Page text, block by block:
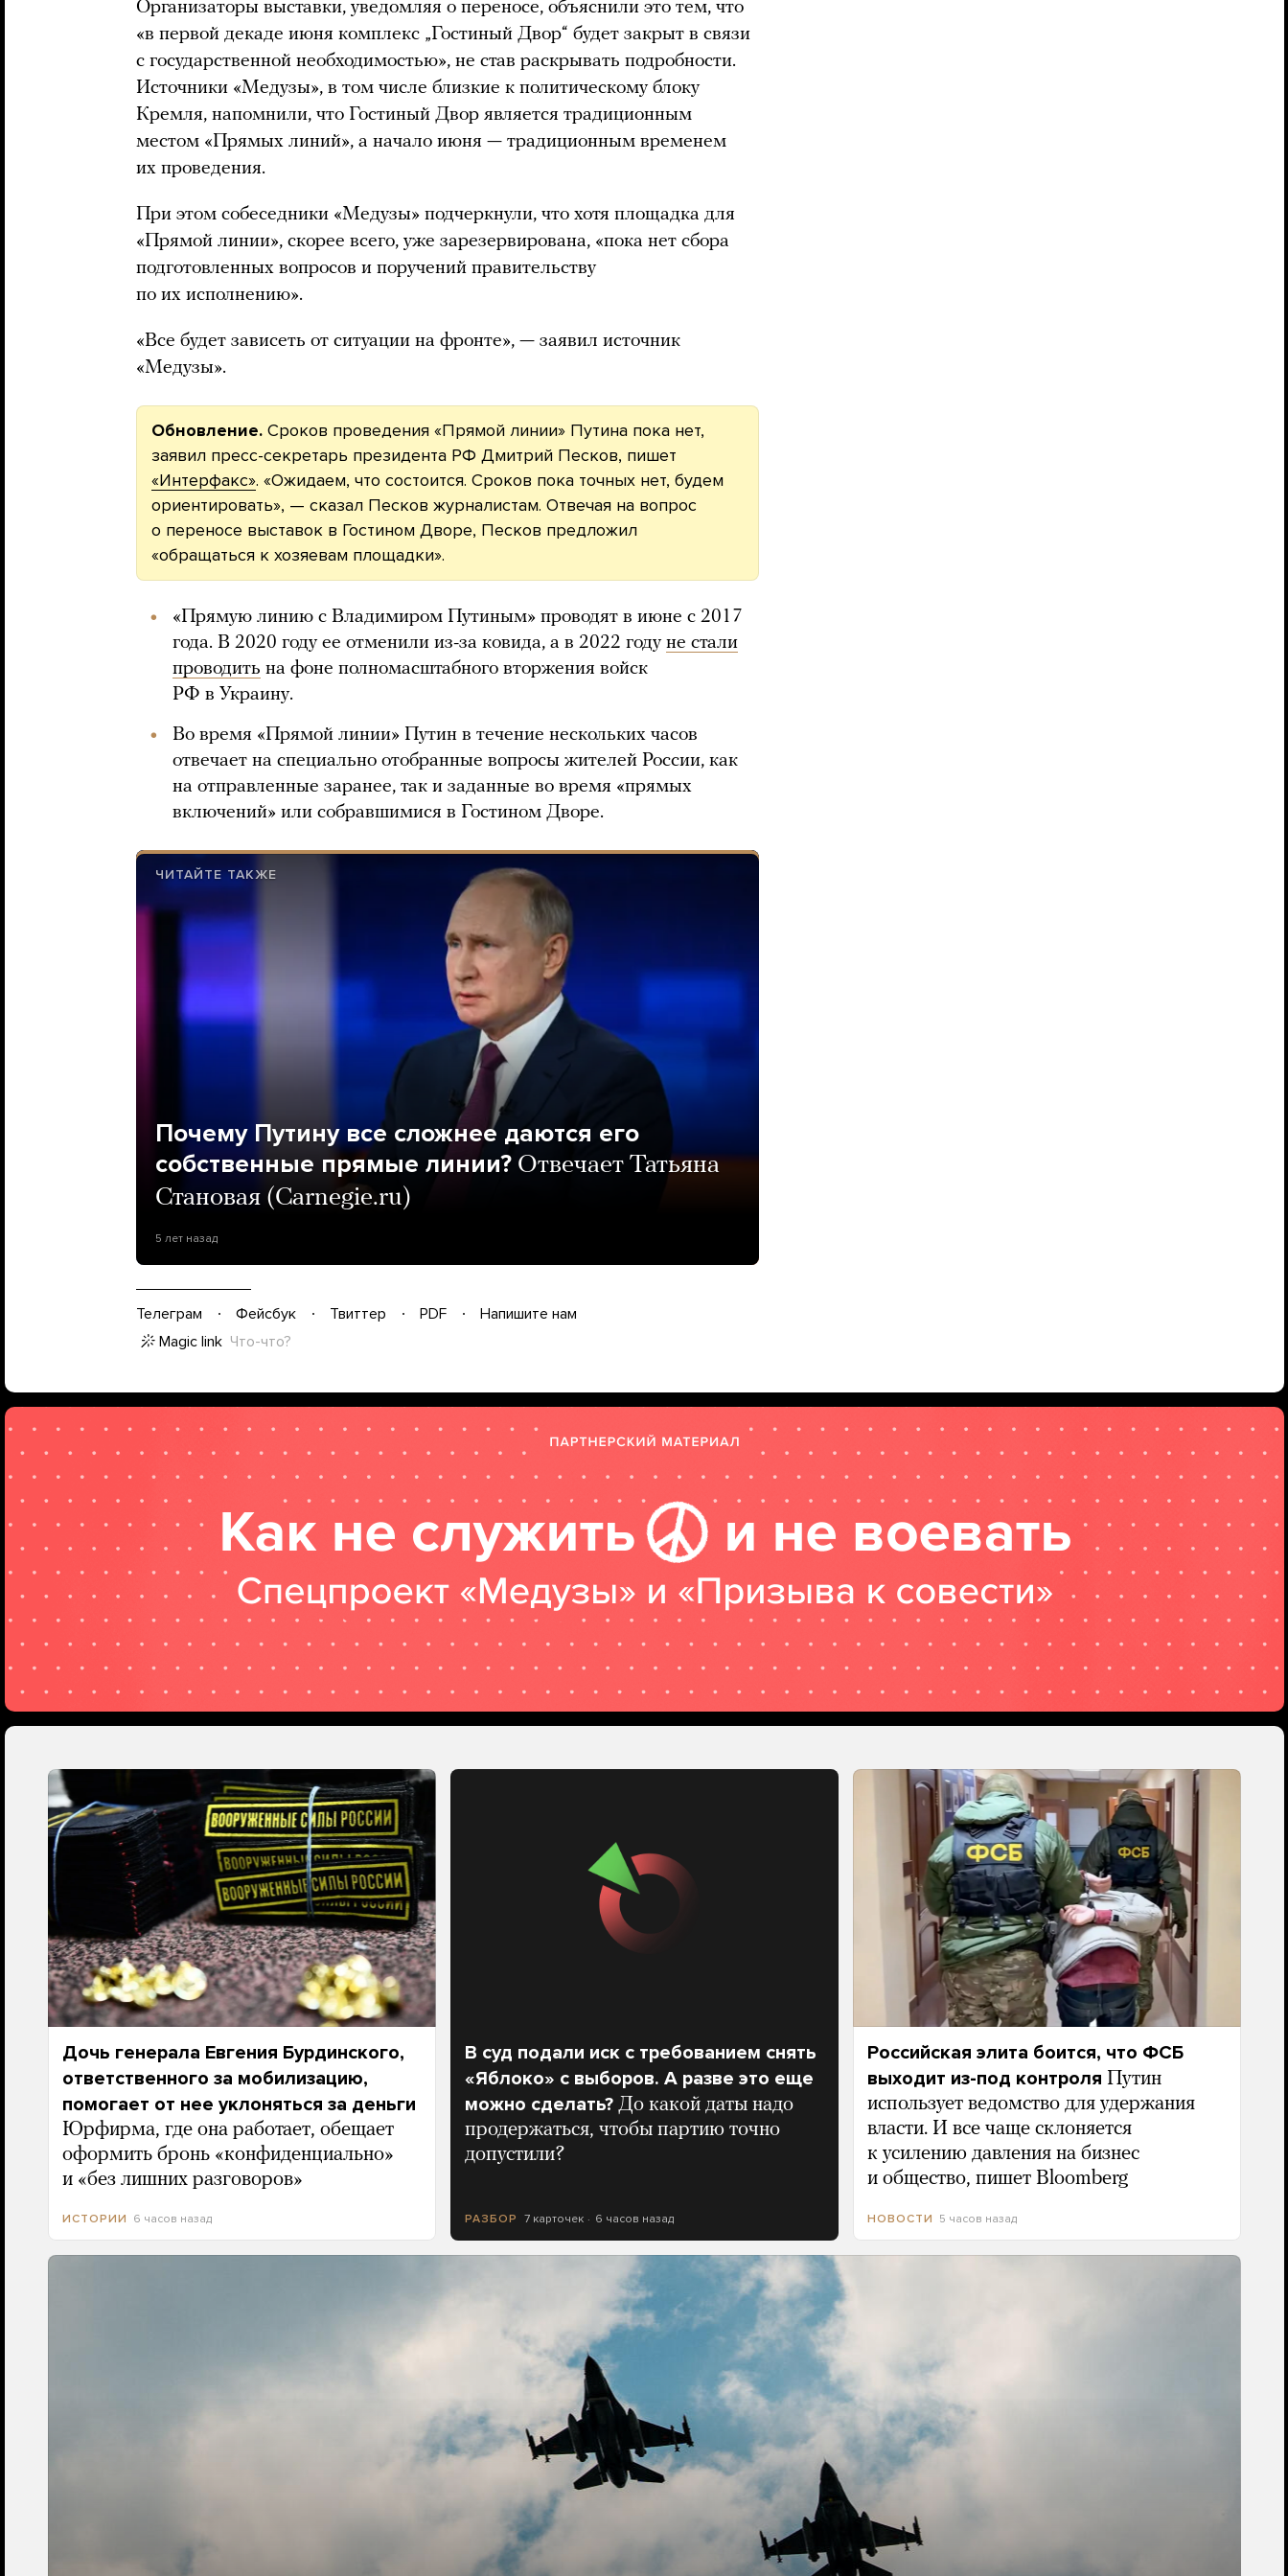
Организаторы выставки, уведомляя о переносе, объяснили это тем, что
«в первой декаде июня комплекс „Гостиный Двор“ будет закрыт в связи
с государственной необходимостью», не став раскрывать подробности.
Источники «Медузы», в том числе близкие к политическому блоку
Кремля, напомнили, что Гостиный Двор является традиционным
местом «Прямых линий», а начало июня — традиционным временем
их проведения.
При этом собеседники «Медузы» подчеркнули, что хотя площадка для
«Прямой линии», скорее всего, уже зарезервирована, «пока нет сбора
подготовленных вопросов и поручений правительству
по их исполнению».
«Все будет зависеть от ситуации на фронте», — заявил источник
«Медузы».
Обновление. Сроков проведения «Прямой линии» Путина пока нет,
заявил пресс-секретарь президента РФ Дмитрий Песков, пишет
«Интерфакс». «Ожидаем, что состоится. Сроков пока точных нет, будем
ориентировать», — сказал Песков журналистам. Отвечая на вопрос
о переносе выставок в Гостином Дворе, Песков предложил
«обращаться к хозяевам площадки».
«Прямую линию с Владимиром Путиным» проводят в июне с 2017
года. В 2020 году ее отменили из-за ковида, а в 2022 году не стали
проводить на фоне полномасштабного вторжения войск
РФ в Украину.
Во время «Прямой линии» Путин в течение нескольких часов
отвечает на специально отобранные вопросы жителей России, как
на отправленные заранее, так и заданные во время «прямых
включений» или собравшимися в Гостином Дворе.
ЧИТАЙТЕ ТАКЖЕ
Почему Путину все сложнее даются его
собственные прямые линии? Отвечает Татьяна
Становая (Carnegie.ru)
5 лет назад
Телеграм Фейсбук Твиттер PDF
Напишите нам
Magic link Что-что?
Дочь генерала Евгения Бурдинского,
ответственного за мобилизацию,
помогает от нее уклоняться за деньги
Юрфирма, где она работает, обещает
оформить бронь «конфиденциально»
и «без лишних разговоров»
ИСТОРИИ 6 часов назад
В суд подали иск с требованием снять
«Яблоко» с выборов. А разве это еще
можно сделать? До какой даты надо
продержаться, чтобы партию точно
допустили?
РАЗБОР 7 карточек 6 часов назад
Российская элита боится, что ФСБ
выходит из-под контроля Путин
использует ведомство для удержания
власти. И все чаще склоняется
к усилению давления на бизнес
и общество, пишет Bloomberg
НОВОСТИ 5 часов назад